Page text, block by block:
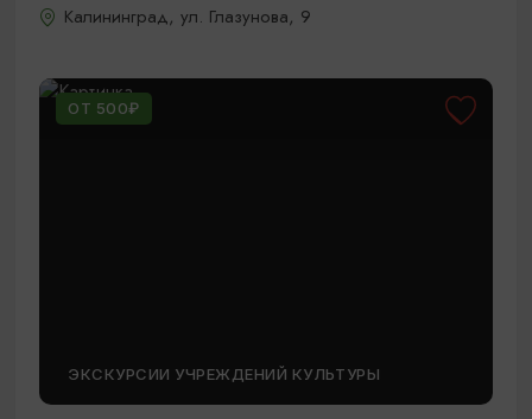
Калининград, ул. Глазунова, 9
ОТ 500₽
ЭКСКУРСИИ УЧРЕЖДЕНИЙ КУЛЬТУРЫ